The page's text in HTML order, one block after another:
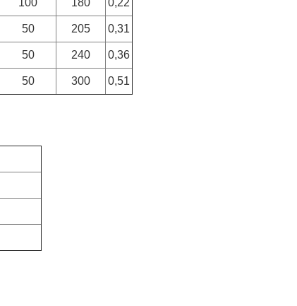
100 180 0,22
50 205 0,31
50 240 0,36
50 300 0,51